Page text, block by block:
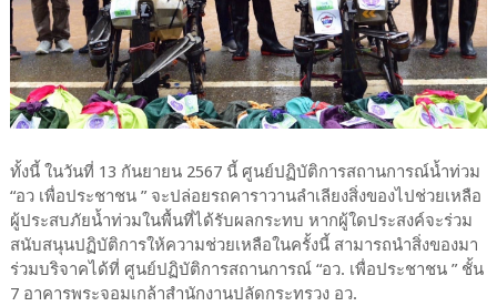
ทั้งนี้ ในวันที่ 13 กันยายน 2567 นี้ ศูนย์ปฏิบัติการสถานการณ์น้ำท่วม
“อว เพื่อประชาชน ” จะปล่อยรถคาราวานลำเลียงสิ่งของไปช่วยเหลือ
ผู้ประสบภัยน้ำท่วมในพื้นที่ได้รับผลกระทบ หากผู้ใดประสงค์จะร่วม
สนับสนุนปฏิบัติการให้ความช่วยเหลือในครั้งนี้ สามารถนำสิ่งของมา
ร่วมบริจาคได้ที่ ศูนย์ปฏิบัติการสถานการณ์ “อว. เพื่อประชาชน ” ชั้น
7 อาคารพระจอมเกล้าสำนักงานปลัดกระทรวง อว.